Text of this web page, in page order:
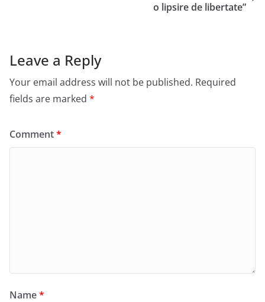
o lipsire de libertate”
Leave a Reply
Your email address will not be published. Required
fields are marked *
Comment*
Name*